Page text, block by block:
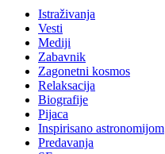
Istraživanja
Vesti
Mediji
Zabavnik
Zagonetni kosmos
Relaksacija
Biografije
Pijaca
Inspirisano astronomijom
Predavanja